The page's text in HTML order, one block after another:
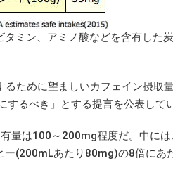
ミン、アミノ酸などを含有した
ために望ましいカフェイン摂取
るべき」とする提言を公表してい
量は100～200mg程度だ。中に
(200mLあたり80mg)の8倍にあ